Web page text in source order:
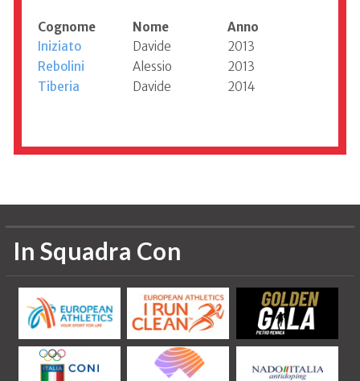
Cognome Nome
Anno
Iniziato
Davide
2013
Rebolini
Alessio
2013
Tiberia
Davide 2014
In Squadra Con